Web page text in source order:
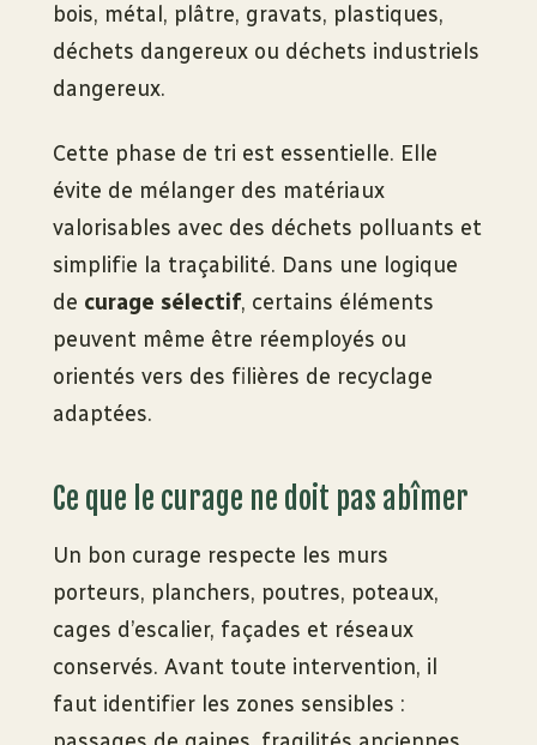
bois, métal, plâtre, gravats, plastiques,
déchets dangereux ou déchets industriels
dangereux.
Cette phase de tri est essentielle. Elle
évite de mélanger des matériaux
valorisables avec des déchets polluants et
simplifie la traçabilité. Dans une logique
de curage sélectif, certains éléments
peuvent même être réemployés ou
orientés vers des filières de recyclage
adaptées.
Ce que le curage ne doit pas abîmer
Un bon curage respecte les murs
porteurs, planchers, poutres, poteaux,
cages d’escalier, façades et réseaux
conservés. Avant toute intervention, il
faut identifier les zones sensibles :